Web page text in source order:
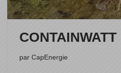
par CapEnergie